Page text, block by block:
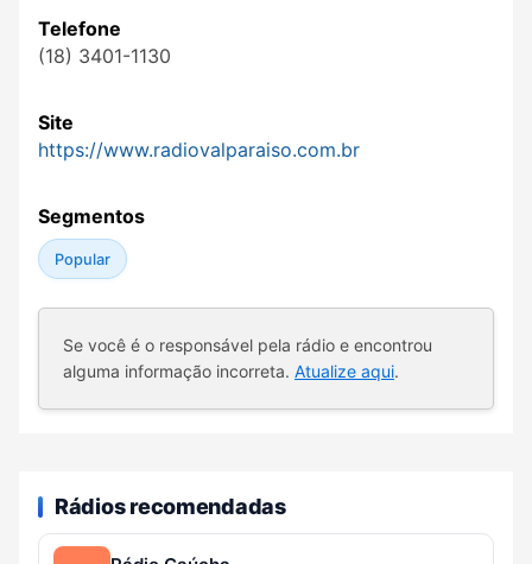
Telefone
(18) 3401-1130
Site
https://www.radiovalparaiso.com.br
Segmentos
Popular
Se você é o responsável pela rádio e encontrou
alguma informação incorreta. Atualize aqui.
Rádios recomendadas